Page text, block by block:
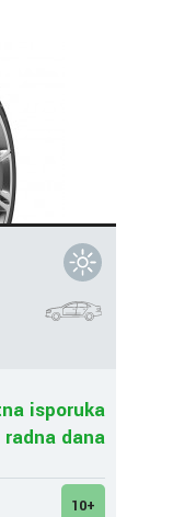
isporuka
radna dana
10+